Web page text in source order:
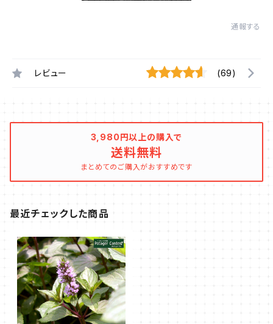
通報する
レビュー (69)
3,980円以上の購入で
送料無料
まとめてのご購入がおすすめです
最近チェックした商品